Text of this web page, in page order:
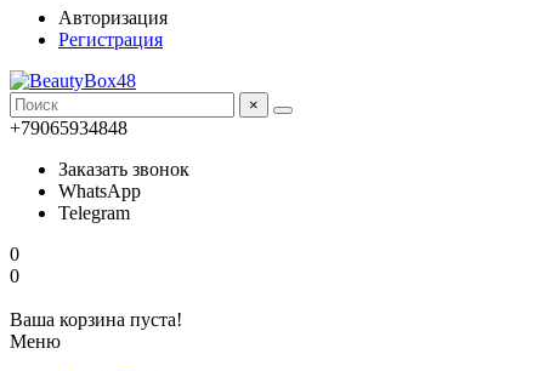
Авторизация
Регистрация
×
+79065934848
Заказать звонок
WhatsApp
Telegram
0
0
Ваша корзина пуста!
Меню